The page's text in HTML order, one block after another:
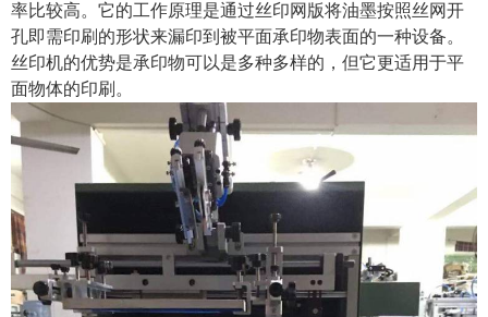
率比较高。它的工作原理是通过丝印网版将油墨按照丝网开
孔即需印刷的形状来漏印到被平面承印物表面的一种设备。
丝印机的优势是承印物可以是多种多样的，但它更适用于平
面物体的印刷。